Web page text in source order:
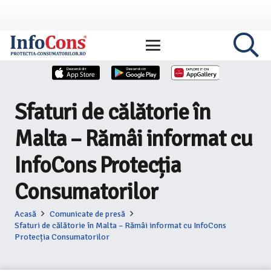
Sfaturi de călătorie în
Malta – Rămâi informat cu
InfoCons Protecția
Consumatorilor
Acasă
Comunicate de presă
Sfaturi de călătorie în Malta – Rămâi informat cu InfoCons
Protecția Consumatorilor